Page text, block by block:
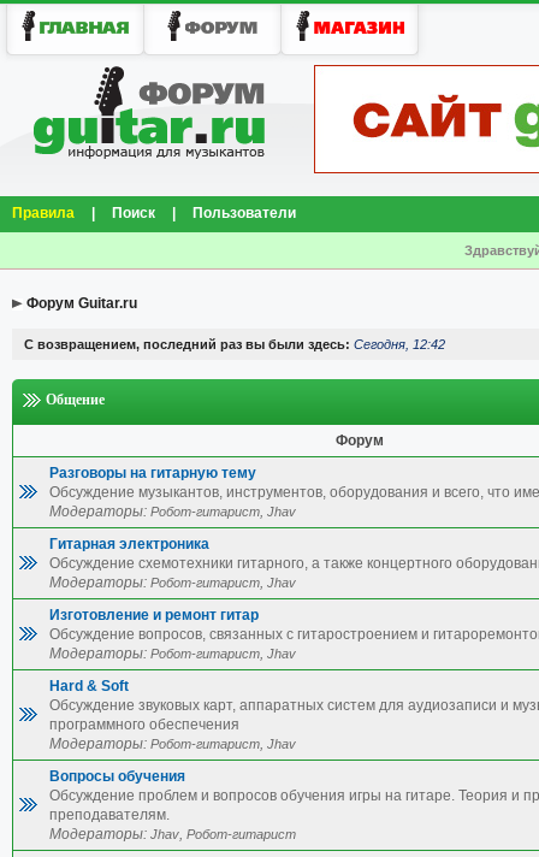
Правила Поиск Пользователи
Форум Guitar.ru
С возвращением, последний раз вы были здесь: Сегодня, 12:42
Общение
Форум
Разговоры на гитарную тему
Обсуждение музыкантов, инструментов, оборудования и всего, что
Модераторы: Робот-гитарист, Jhav
Гитарная электроника
Обсуждение схемотехники гитарного, а также концертного
Модераторы: Робот-гитарист, Jhav
Изготовление и ремонт гитар
Обсуждение вопросов, связанных с гитаростроением и
Модераторы: Робот-гитарист, Jhav
Hard & Soft
Обсуждение звуковых карт, аппаратных систем для аудиозаписи и
программного обеспечения
Модераторы: Робот-гитарист, Jhav
Вопросы обучения
Обсуждение проблем и вопросов обучения игры на гитаре. Теория и
преподавателям.
Модераторы: Jhav, Робот-гитарист